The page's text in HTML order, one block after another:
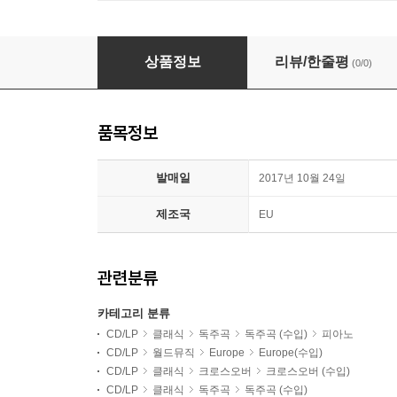
Alexandre Tharaud 알렉상드르 타로 - 샹송 가
상품정보 리뷰/한줄평 (0/0)
품목정보
발매일 2017년 10월 24일
제조국 EU
관련분류
카테고리 분류
CD/LP 클래식 독주곡 독주곡 (수입)
피아노
CD/LP
월드뮤직 Europe
Europe(수입)
CD/LP
클래식 크로스오버
크로스오버 (수입)
CD/LP
클래식 독주곡
독주곡 (수입)